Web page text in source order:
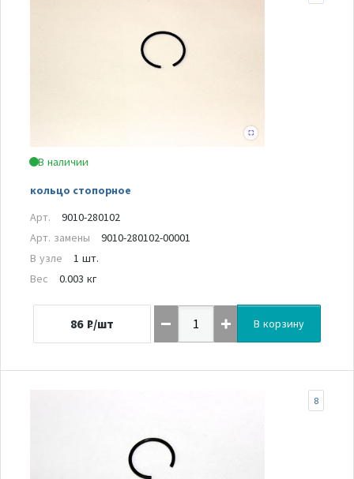
В наличии
кольцо стопорное
Арт.
9010-280102
Арт. замены
9010-280102-00001
В узле
1 шт.
Вес
0.003 кг
86 ₽/шт В корзину
8